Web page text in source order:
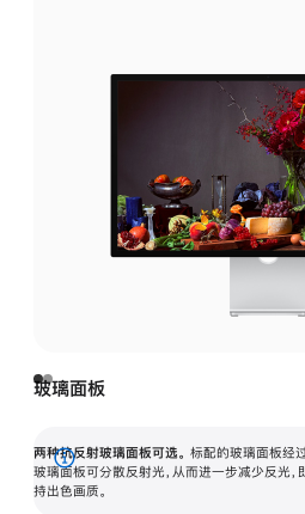
玻璃面板
两种抗反射玻璃面板可选。 标配的玻璃面板经
玻璃面板可分散反射光，从而进一步减少反光
持出色画质。
展
开